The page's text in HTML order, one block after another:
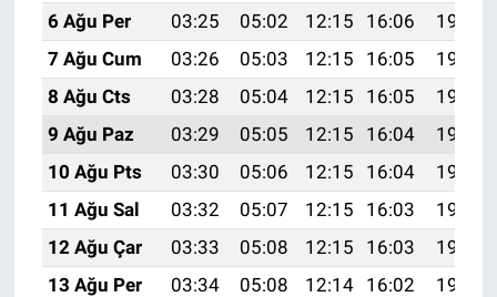
6 Ağu Per
03:25 05:02 12:15 16:06
19:19
7 Ağu Cum
03:26 05:03 12:15 16:05
19:18
8 Ağu Cts
03:28 05:04 12:15 16:05
19:16
9 Ağu Paz
03:29 05:05 12:15 16:04
19:15
10 Ağu Pts
03:30 05:06 12:15 16:04
19:14
11 Ağu Sal
03:32 05:07 12:15 16:03
19:13
12 Ağu Çar
03:33 05:08 12:15 16:03
19:12
13 Ağu Per
03:34 05:08 12:14 16:02
19:10